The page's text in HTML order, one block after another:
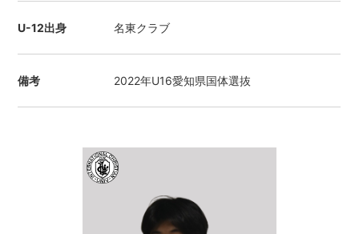
U-12出身 名東クラブ
備考 2022年U16愛知県国体選抜